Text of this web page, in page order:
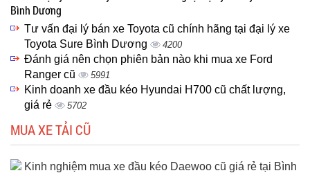
Bình Dương
Tư vấn đại lý bán xe Toyota cũ chính hãng tại đại lý xe
Toyota Sure Bình Dương
4200
Đánh giá nên chọn phiên bản nào khi mua xe Ford
Ranger cũ
5991
Kinh doanh xe đầu kéo Hyundai H700 cũ chất lượng,
giá rẻ
5702
MUA XE TẢI CŨ